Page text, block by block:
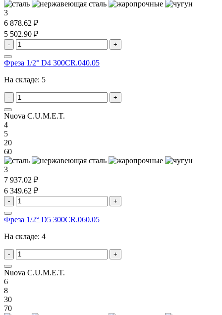
3
6 878.62 ₽
5 502.90 ₽
- +
Фреза 1/2° D4 300CR.040.05
На складе: 5
- +
Nuova C.U.M.E.T.
4
5
20
60
3
7 937.02 ₽
6 349.62 ₽
- +
Фреза 1/2° D5 300CR.060.05
На складе: 4
- +
Nuova C.U.M.E.T.
6
8
30
70